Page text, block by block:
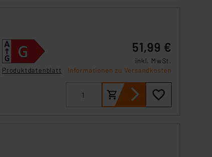
Produktdatenblatt
51,99 €
inkl. MwSt.
Informationen zu Versandkosten